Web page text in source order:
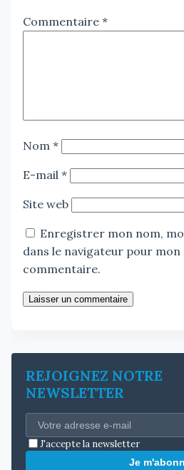
Commentaire *
Nom *
E-mail *
Site web
Enregistrer mon nom,
dans le navigateur pour
commentaire.
Laisser un commentaire
REJOIGNEZ NOTRE
NEWSLETTER
J'accepte la newsletter
Je